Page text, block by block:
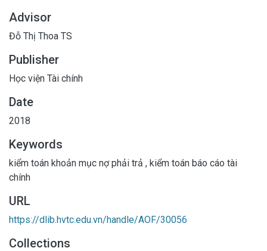
Advisor
Đỗ Thị Thoa TS
Publisher
Học viện Tài chính
Date
2018
Keywords
kiểm toán khoản mục nợ phải trả , kiểm toán báo cáo tài
chính
URL
https://dlib.hvtc.edu.vn/handle/AOF/30056
Collections